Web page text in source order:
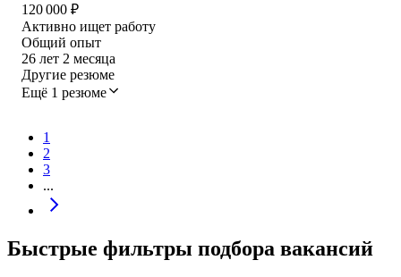
120 000 ₽
Активно ищет работу
Общий опыт
26 лет 2 месяца
Другие резюме
Ещё 1 резюме
1
2
3
...
Быстрые фильтры подбора вакансий